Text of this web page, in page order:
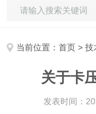
当前位置：首页 >技
关于卡
发表时间：